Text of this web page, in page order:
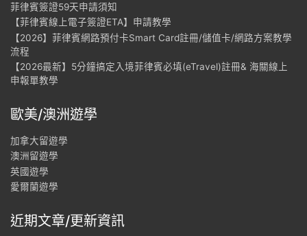
菲律賓簽證59天申請須知
【菲律賓線上電子簽證ETA】申請教學
【2026】菲律賓網路預付卡Smart Card註冊/儲值卡/網路方案教學
流程
【2026最新】5分鐘搞定入境菲律賓必填(eTravel)註冊& 海關線上
申報單教學
歐美/澳洲遊學
加拿大留遊學
澳洲留遊學
英國遊學
愛爾蘭遊學
近期文章/更新資訊